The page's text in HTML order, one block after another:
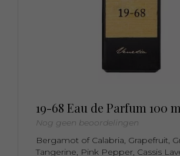
19-68 Eau de Parfum 100
Nog geen beoordelingen
Bergamot of Calabria, Grapefruit,
Tangerine, Pink Pepper, Cassis